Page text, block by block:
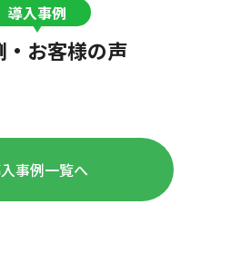
導入事例
・お客様の声
事例一覧へ